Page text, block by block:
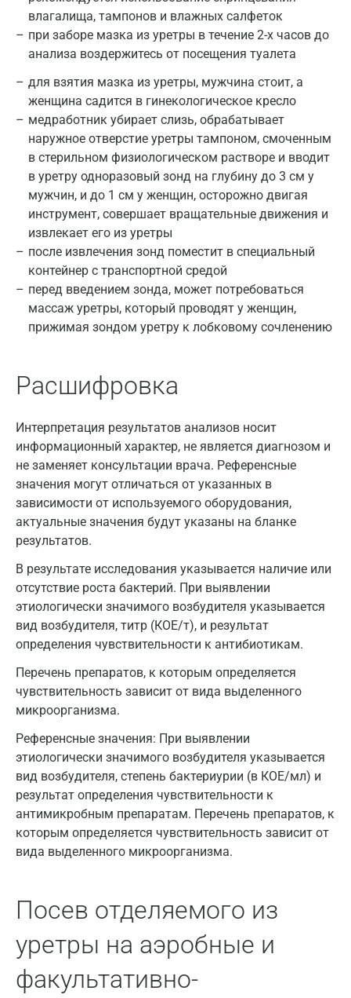
влагалища, тампонов и влажных салфеток
при заборе мазка из уретры в течение 2-х часов до
анализа воздержитесь от посещения туалета
для взятия мазка из уретры, мужчина стоит, а
женщина садится в гинекологическое кресло
медработник убирает слизь, обрабатывает
наружное отверстие уретры тампоном, смоченным
в стерильном физиологическом растворе и вводит
в уретру одноразовый зонд на глубину до 3 см у
мужчин, и до 1 см у женщин, осторожно двигая
инструмент, совершает вращательные движения и
извлекает его из уретры
после извлечения зонд поместит в специальный
контейнер с транспортной средой
перед введением зонда, может потребоваться
массаж уретры, который проводят у женщин,
прижимая зондом уретру к лобковому сочленению
Расшифровка
Интерпретация результатов анализов носит
информационный характер, не является диагнозом и
не заменяет консультации врача. Референсные
значения могут отличаться от указанных в
зависимости от используемого оборудования,
актуальные значения будут указаны на бланке
результатов.
В результате исследования указывается наличие или
отсутствие роста бактерий. При выявлении
этиологически значимого возбудителя указывается
вид возбудителя, титр (КОЕ/т), и результат
определения чувствительности к антибиотикам.
Перечень препаратов, к которым определяется
чувствительность зависит от вида выделенного
микроорганизма.
Референсные значения: При выявлении
этиологически значимого возбудителя указывается
вид возбудителя, степень бактериурии (в КОЕ/мл) и
результат определения чувствительности к
антимикробным препаратам. Перечень препаратов, к
которым определяется чувствительность зависит от
вида выделенного микроорганизма.
Посев отделяемого из
уретры на аэробные и
факультативно-
Москва
Санкт-Петербург
Нижний Новгород
Казань
Альметьевск
Армавир
Астрахань
Балашиха
Барнаул
Брянск
Видное
Владимир
Волгоград
Волжский
Вологда
Воронеж
Всеволожск
Гатчина
Геленджик
Голубое
Дзержинский
Дмитров
Долгопрудный